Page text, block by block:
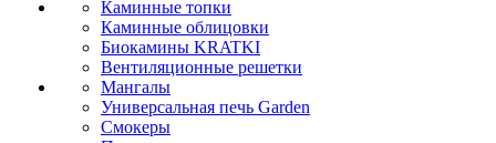
Каминные топки
Каминные облицовки
Биокамины KRATKI
Вентиляционные решетки
Мангалы
Универсальная печь Garden
Смокеры